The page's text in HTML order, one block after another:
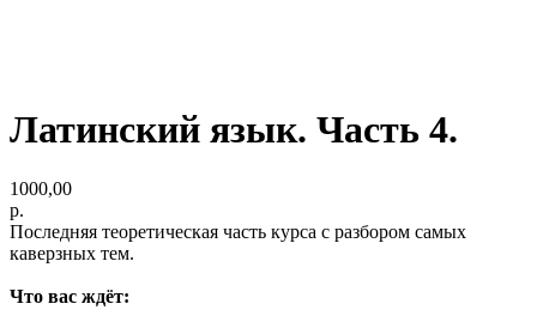
Латинский язык. Часть 4.
1000,00
р.
Последняя теоретическая часть курса с разбором самых
каверзных тем.
Что вас ждёт: